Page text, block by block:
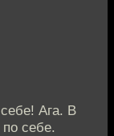
Ага. В
себе.